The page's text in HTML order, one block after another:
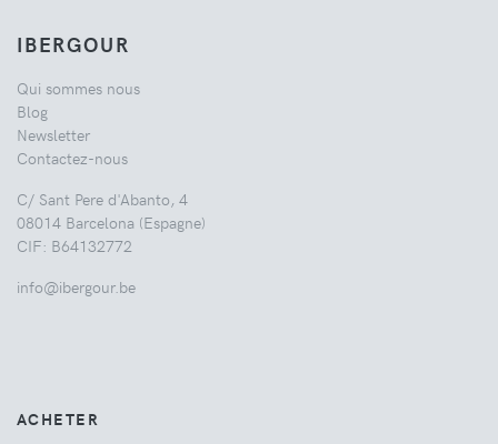
IBERGOUR
Qui sommes nous
Blog
Newsletter
Contactez-nous
C/ Sant Pere d'Abanto, 4
08014 Barcelona (Espagne)
CIF: B64132772
info@ibergour.be
ACHETER